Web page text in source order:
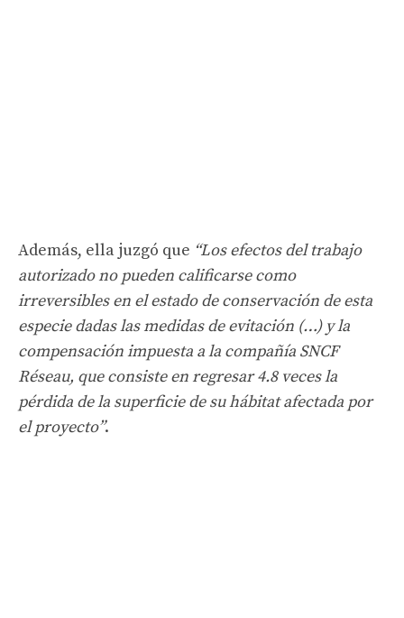
Además, ella juzgó que “Los efectos del trabajo
autorizado no pueden calificarse como
irreversibles en el estado de conservación de esta
especie dadas las medidas de evitación (…) y la
compensación impuesta a la compañía SNCF
Réseau, que consiste en regresar 4.8 veces la
pérdida de la superficie de su hábitat afectada por
el proyecto”.